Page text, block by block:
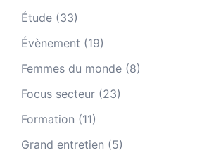
Étude (33)
Évènement (19)
Femmes du monde (8)
Focus secteur (23)
Formation (11)
Grand entretien (5)